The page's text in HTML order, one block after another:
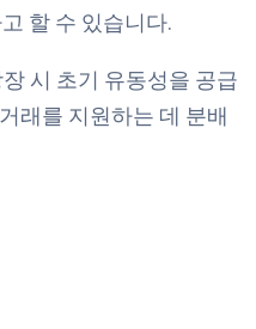
할 수 있습니다.
시 초기 유동성을 공급
래를 지원하는 데 분배